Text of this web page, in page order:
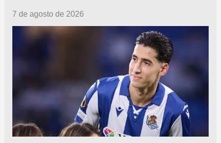
7 de agosto de 2026